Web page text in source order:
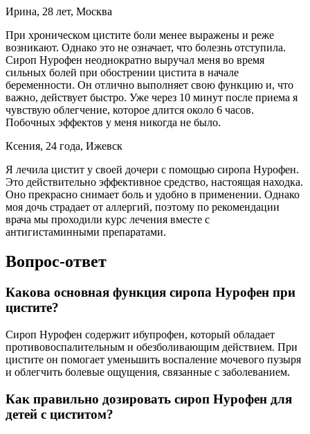
Ирина, 28 лет, Москва
При хроническом цистите боли менее выражены и реже
возникают. Однако это не означает, что болезнь отступила.
Сироп Нурофен неоднократно выручал меня во время
сильных болей при обострении цистита в начале
беременности. Он отлично выполняет свою функцию и, что
важно, действует быстро. Уже через 10 минут после приема я
чувствую облегчение, которое длится около 6 часов.
Побочных эффектов у меня никогда не было.
Ксения, 24 года, Ижевск
Я лечила цистит у своей дочери с помощью сиропа Нурофен.
Это действительно эффективное средство, настоящая находка.
Оно прекрасно снимает боль и удобно в применении. Однако
моя дочь страдает от аллергий, поэтому по рекомендации
врача мы проходили курс лечения вместе с
антигистаминными препаратами.
Вопрос-ответ
Какова основная функция сиропа Нурофен при
цистите?
Сироп Нурофен содержит ибупрофен, который обладает
противовоспалительным и обезболивающим действием. При
цистите он помогает уменьшить воспаление мочевого пузыря
и облегчить болевые ощущения, связанные с заболеванием.
Как правильно дозировать сироп Нурофен для
детей с циститом?